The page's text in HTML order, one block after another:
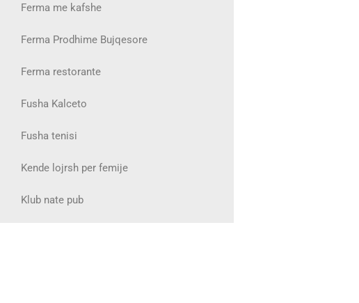
Ferma me kafshe
Ferma Prodhime Bujqesore
Ferma restorante
Fusha Kalceto
Fusha tenisi
Kende lojrsh per femije
Klub nate pub